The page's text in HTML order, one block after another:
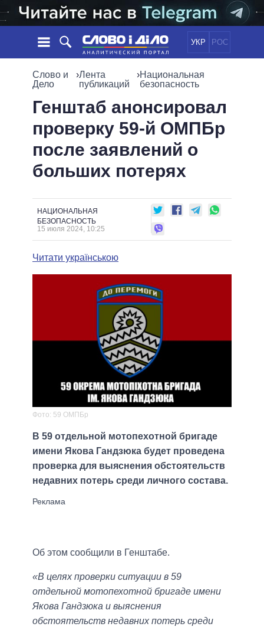
УКР РОС
НОВОСТИ
СТАТЬИ
МНЕНИЯ
ОБЗОРЫ
ЭКОНОМИКА
ОБЩЕСТВО
МИР
ОБЕЩАНИЯ
ПОЛИТИКИ
ВСЕ ПОЛИТИКИ
ПРЕЗИДЕНТ И ОФИС
ГЛАВЫ ОБЛАДМИНИСТРАЦИЙ
МЭРЫ
ВСЕ ПЕРСОНЫ
ИНФОГРАФИКА
ВИДЕО
ПОДДЕРЖАТЬ
СРАВНЕНИЕ ПОЛИТИКОВ
Слово и
Дело
›Лента
публикаций
›Национальная
безопасность
Генштаб анонсировал
проверку 59-й ОМПБр
после заявлений о
больших потерях
НАЦИОНАЛЬНАЯ
БЕЗОПАСНОСТЬ
15 июля 2024, 10:25
Читати українською
Фото: 59 ОМПБр
В 59 отдельной мотопехотной бригаде
имени Якова Гандзюка будет проведена
проверка для выяснения обстоятельств
недавних потерь среди личного состава.
Об этом сообщили в Генштабе.
«В целях проверки ситуации в 59
отдельной мотопехотной бригаде имени
Якова Гандзюка и выяснения
обстоятельств недавних потерь среди